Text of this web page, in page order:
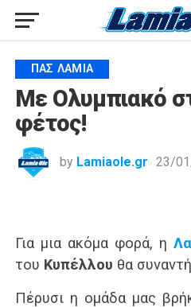
ΠΑΣ ΛΑΜΊΑ
Με Ολυμπιακό
φέτος!
by Lamiaole.gr 23/
Για μια ακόμα φορά, η
του Κυπέλλου θα
Πέρυσι η ομάδα μας